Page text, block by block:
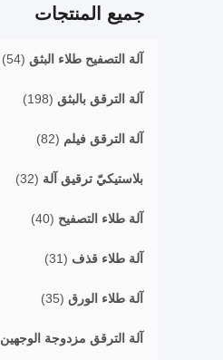
جميع المنتجات
آلة التصفيح طلاء البثق (54)
آلة الترقق بالبثق (198)
آلة الترقق فيلم (82)
بلاستيكيّ ترقيق آلة (32)
آلة طلاء التصفيح (40)
آلة طلاء قذف (31)
آلة طلاء الورق (35)
آلة الترقق مزدوجة الوجهين